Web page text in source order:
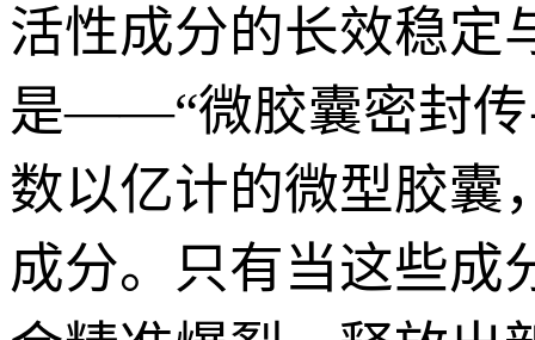
活性成分的长效稳定
是——“微胶囊密封传
数以亿计的微型胶囊
成分。只有当这些成